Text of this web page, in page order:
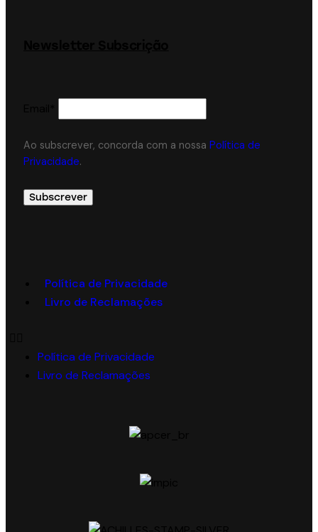
Ao subscrever, concorda com a nossa Política de
Privacidade.
Política de Privacidade
Livro de Reclamações
Política de Privacidade
Livro de Reclamações